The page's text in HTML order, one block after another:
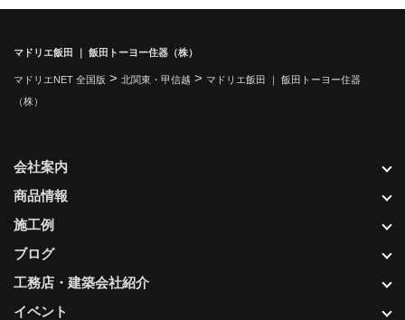
マドリエ飯田 ｜ 飯田トーヨー住器（株）
マドリエNET 全国版 > 北関東・甲信越 > マドリエ飯田 ｜ 飯田トーヨー住器
（株）
会社案内
商品情報
施工例
ブログ
工務店・建築会社紹介
イベント